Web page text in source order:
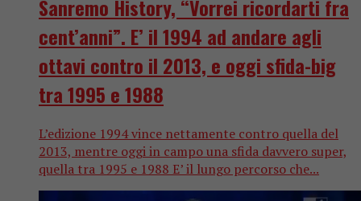
Sanremo History, “Vorrei ricordarti fra
cent’anni”. E’ il 1994 ad andare agli
ottavi contro il 2013, e oggi sfida-big
tra 1995 e 1988
L’edizione 1994 vince nettamente contro quella del
2013, mentre oggi in campo una sfida davvero super,
quella tra 1995 e 1988 E’ il lungo percorso che...